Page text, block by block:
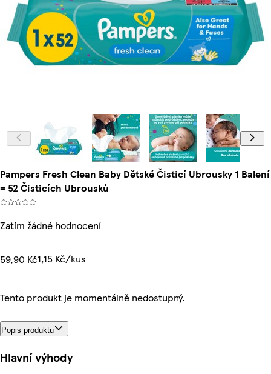
Pampers Fresh Clean Baby Dětské Čisticí Ubrousky 1 Balení
= 52 Čisticích Ubrousků
Zatím žádné hodnocení
59,90 Kč1,15 Kč/kus
Tento produkt je momentálně nedostupný.
Popis produktu
Hlavní výhody